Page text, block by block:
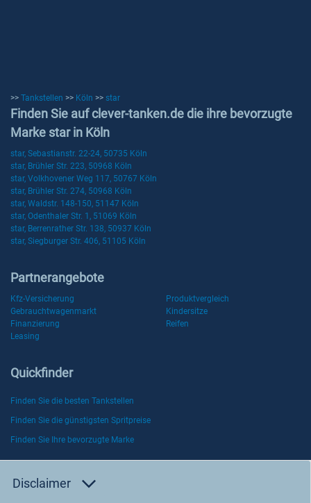
>> Tankstellen >> Köln >> star
Finden Sie auf clever-tanken.de die ihre bevorzugte
Marke star in Köln
star, Sebastianstr. 22-24, 50735 Köln
star, Brühler Str. 223, 50968 Köln
star, Volkhovener Weg 117, 50767 Köln
star, Brühler Str. 274, 50968 Köln
star, Waldstr. 148-150, 51147 Köln
star, Odenthaler Str. 1, 51069 Köln
star, Berrenrather Str. 138, 50937 Köln
star, Siegburger Str. 406, 51105 Köln
Partnerangebote
Kfz-Versicherung
Produktvergleich
Gebrauchtwagenmarkt
Kindersitze
Finanzierung
Reifen
Leasing
Quickfinder
Finden Sie die besten Tankstellen
Finden Sie die günstigsten Spritpreise
Finden Sie Ihre bevorzugte Marke
Disclaimer